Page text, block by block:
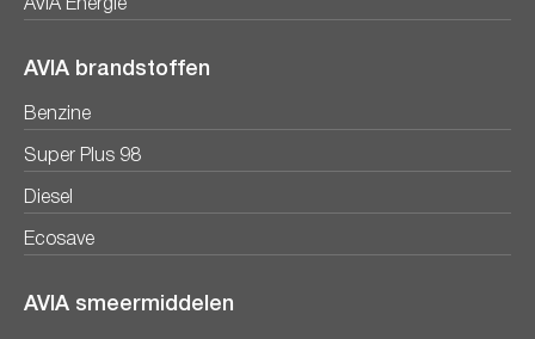
AVIA Energie
AVIA brandstoffen
Benzine
Super Plus 98
Diesel
Ecosave
AVIA smeermiddelen